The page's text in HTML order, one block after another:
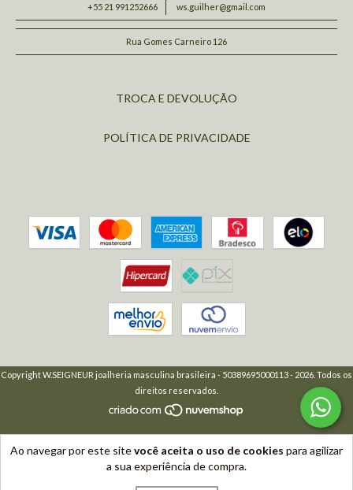
Ao navegar por este sitevocê aceita o uso de cookies para agilizar
a sua experiência de compra.
+55 21 991252666 ws.guilher@gmail.com
Rua Gomes Carneiro 126
TROCA E DEVOLUÇÃO
POLÍTICA DE PRIVACIDADE
Copyright W.SEIGNEUR joalheria masculina brasileira - 50389695000113 - 2026. Todos os
direitos reservados.